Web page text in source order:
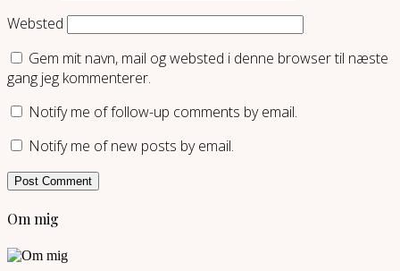
Websted
Gem mit navn, mail og websted i denne browser til næste
gang jeg kommenterer.
Notify me of follow-up comments by email.
Notify me of new posts by email.
Om mig